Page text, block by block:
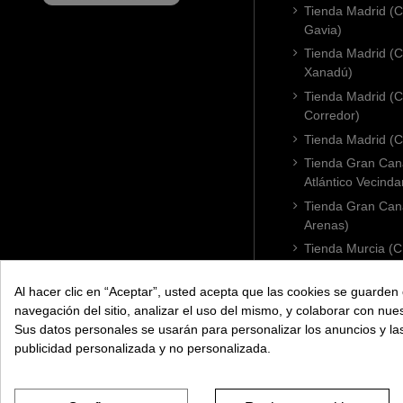
Tienda Madrid
Gavia)
Tienda Madrid
Xanadú)
Tienda Madrid
Corredor)
Tienda Madrid
Tienda Gran
Atlántico
Tienda Gran
Arenas)
Tienda Murcia
Tienda Badajoz
Tienda Cádiz
Tienda Córdoba
Al hacer clic en “Aceptar”, usted acepta que las cookies se
navegación del sitio, analizar el uso del mismo, y colaborar con
Sus datos personales se usarán para personalizar los anuncios y
publicidad personalizada y no personalizada.